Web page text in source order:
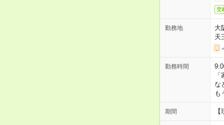
交
勤務地
大
天
勤務時間
な
も
期間